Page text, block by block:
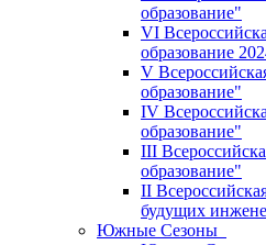
образование"
VI
образование
V
образование"
IV
образование"
III
образование"
II
будущих
Южные Сезоны